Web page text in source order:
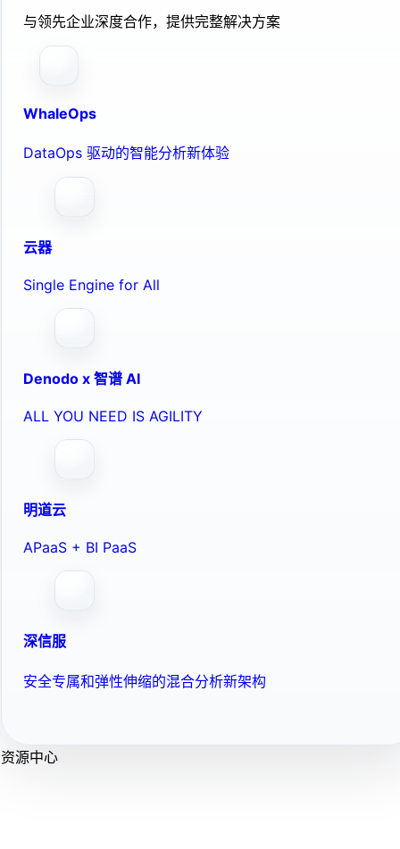
与领先企业深度合作，提供完整解决方案
WhaleOps
DataOps 驱动的智能分析新体验
云器
Single Engine for All
Denodo x 智谱 AI
ALL YOU NEED IS AGILITY
明道云
APaaS + BI PaaS
深信服
安全专属和弹性伸缩的混合分析新架构
资源中心